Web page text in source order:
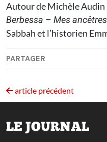
Autour de Michèle
Berbessa – Mes
Sabbah et l’historien
PARTAGER
article précédent
LE JOURNAL